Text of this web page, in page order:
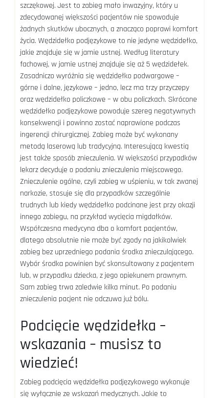
szczękowej. Jest to zabieg mało inwazyjny, który u
zdecydowanej większości pacjentów nie spowoduje
żadnych skutków ubocznych, a znacząco poprawi komfort
życia. Wędzidełko podjęzykowe to nie jedyne wędzidełko,
jakie znajduje się w jamie ustnej. Według literatury
fachowej, w jamie ustnej znajduje się aż 5 wędzidełek.
Zasadniczo wyróżnia się wędzidełko podwargowe –
górne i dolne, językowe – jedno, lecz ma trzy przyczepy
oraz wędzidełko policzkowe – w obu policzkach. Skrócone
wędzidełko podjęzykowe powoduje szereg negatywnych
konsekwencji i powinno zostać naprawione podczas
ingerencji chirurgicznej. Zabieg może być wykonany
metodą laserową lub tradycyjną. Interesującą kwestią
jest także sposób znieczulenia. W większości przypadków
lekarz decyduje o podaniu znieczulenia miejscowego.
Znieczulenie ogólne, czyli zabieg w uśpieniu, w tak zwanej
narkozie, stosuje się dla przypadków szczególnie
trudnych lub kiedy wędzidełko podcinane jest przy okazji
innego zabiegu, na przykład wycięcia migdałków.
Współczesna medycyna dba o komfort pacjentów,
dlatego absolutnie nie może być zgody na jakikolwiek
zabieg bez uprzedniego podania środka znieczulającego.
Wybór środka powinien być skonsultowany z pacjentem
lub, w przypadku dziecka, z jego opiekunem prawnym.
Sam zabieg trwa zaledwie kilka minut. Po podaniu
znieczulenia pacjent nie odczuwa już bólu.
Podcięcie wędzidełka –
wskazania – musisz to
wiedzieć!
Zabieg podcięcia wędzidełka podjęzykowego wykonuje
się wyłącznie ze wskazań medycznych. Jakie to